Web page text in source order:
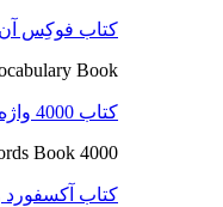
کتاب فوکِس آن
Book
کتاب 4000 واژه ضروری
4000 Essential English Words Book
کتاب آکسفورد